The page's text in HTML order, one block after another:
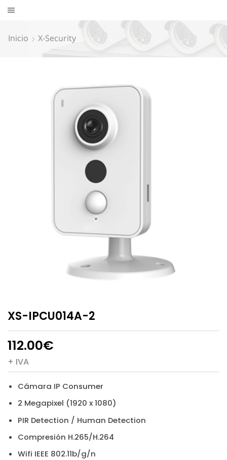
Inicio X-Security
XS-IPCU014A-2
112.00€
+ IVA
Cámara IP Consumer
2 Megapixel (1920 x 1080)
PIR Detection / Human Detection
Compresión H.265/H.264
Wifi IEEE 802.11b/g/n